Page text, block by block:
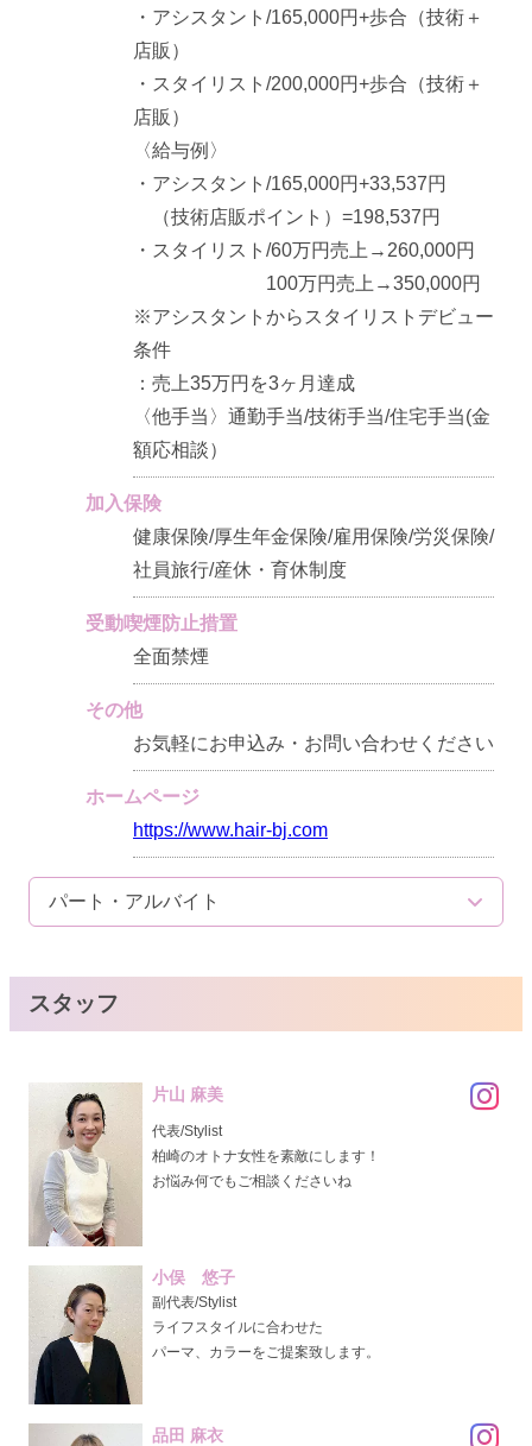
・アシスタント/165,000円+歩合（技術＋
店販）
・スタイリスト/200,000円+歩合（技術＋
店販）
〈給与例〉
・アシスタント/165,000円+33,537円
（技術店販ポイント）=198,537円
・スタイリスト/60万円売上→260,000円
100万円売上→350,000円
※アシスタントからスタイリストデビュー
条件
：売上35万円を3ヶ月達成
〈他手当〉通勤手当/技術手当/住宅手当(金
額応相談）
加入保険
健康保険/厚生年金保険/雇用保険/労災保険/
社員旅行/産休・育休制度
受動喫煙防止措置
全面禁煙
その他
お気軽にお申込み・お問い合わせください
ホームページ
https://www.hair-bj.com
パート・アルバイト
スタッフ
片山 麻美
代表/Stylist
柏崎のオトナ女性を素敵にします！
お悩み何でもご相談くださいね
小俣 悠子
副代表/Stylist
ライフスタイルに合わせた
パーマ、カラーをご提案致します。
品田 麻衣